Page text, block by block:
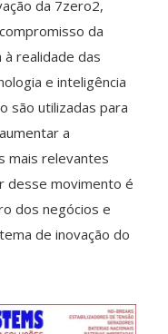
da 7zero2,
da
à realidade das
e inteligência
são utilizadas para
a
mais relevantes
desse movimento é
dos negócios e
de inovação do